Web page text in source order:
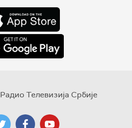
Радио Телевизија Србије